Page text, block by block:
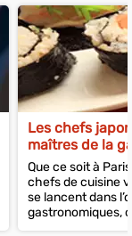
Les chefs
maîtres de la
Que ce soit à
chefs de cuisine
se lancent dans
gastronomiques,
gamme. Et leur...